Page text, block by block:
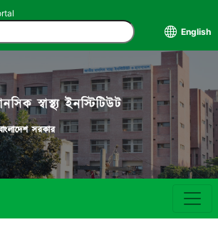
English
স্বাস্থ্য ইনস্টিটিউট
সরকার